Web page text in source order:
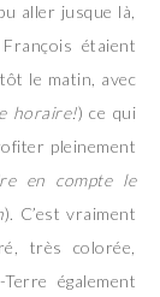
aller jusque là,
étaient
le matin, avec
horaire!) ce qui
pleinement
en compte le
). C’est vraiment
très colorée,
également